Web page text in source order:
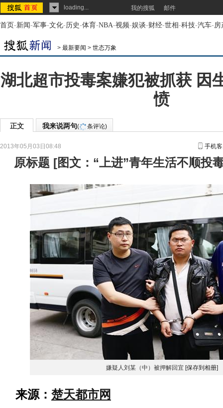
loading... 我的搜狐 邮件
首页-新闻-军事-文化-历史-体育-NBA-视频-娱谈-财经-世相-科技-汽车-房
> 最新要闻 > 世态万象
湖北超市投毒案嫌犯被抓获 因
愤
正文 我来说两句( 条评论)
2013年05月03日08:48 手机
原标题 [图文：“上进”青年生活不顺投
嫌疑人刘某（中）被押解回宜 [保存到相册]
来源： 楚天都市网